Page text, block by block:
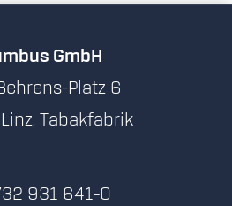
GmbH
Platz 6
Tabakfabrik
931 641-0